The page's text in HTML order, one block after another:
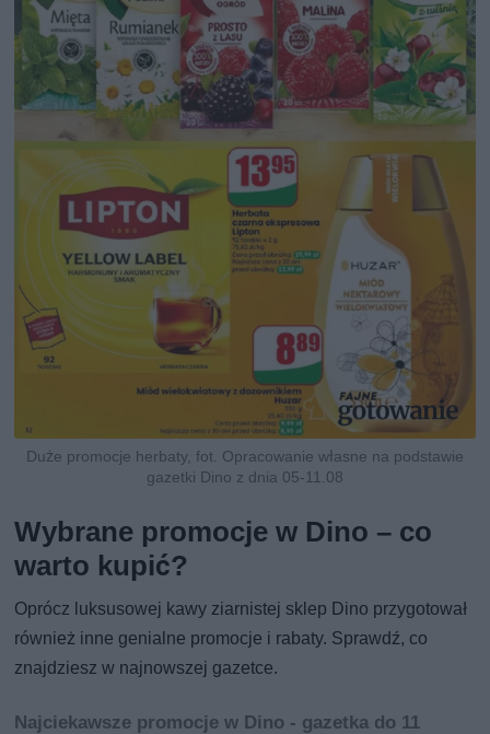
Duże promocje herbaty, fot. Opracowanie własne na podstawie
gazetki Dino z dnia 05-11.08
Wybrane promocje w Dino – co
warto kupić?
Oprócz luksusowej kawy ziarnistej sklep Dino przygotował
również inne genialne promocje i rabaty. Sprawdź, co
znajdziesz w najnowszej gazetce.
Najciekawsze promocje w Dino - gazetka do 11